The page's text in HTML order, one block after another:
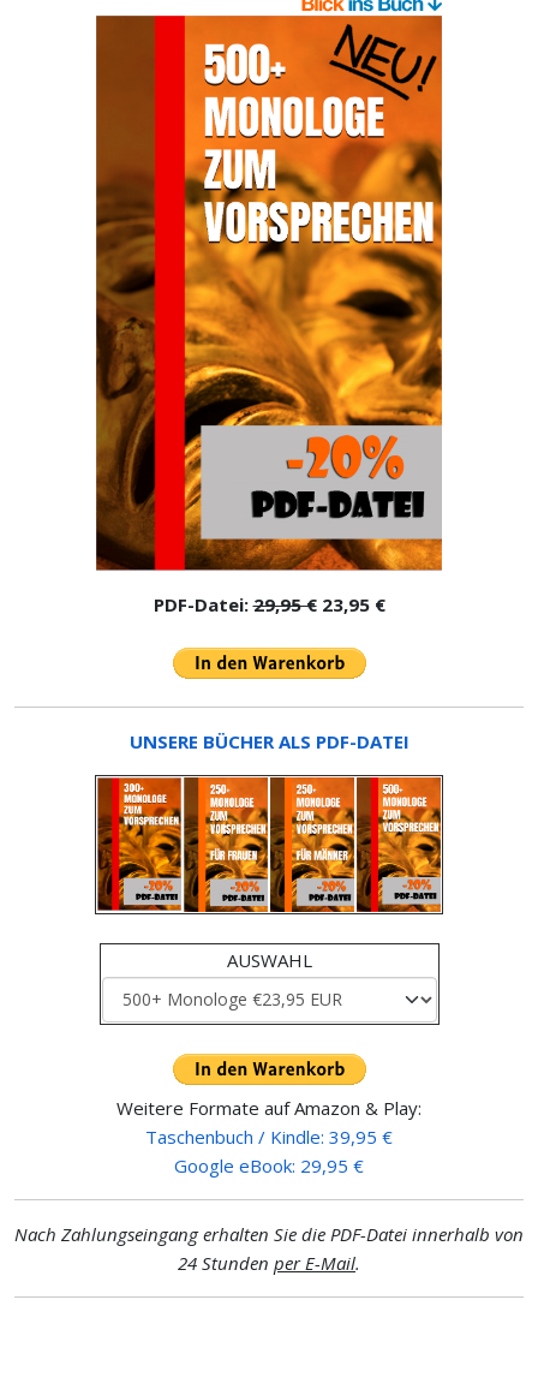
PDF-Datei:29,95 €23,95 €
UNSERE BÜCHER ALS PDF-DATEI
AUSWAHL
Weitere Formate auf Amazon & Play:
Taschenbuch / Kindle: 39,95 €
Google eBook: 29,95 €
Nach Zahlungseingang erhalten Sie die PDF-Datei innerhalb von
24 Stunden per E-Mail.